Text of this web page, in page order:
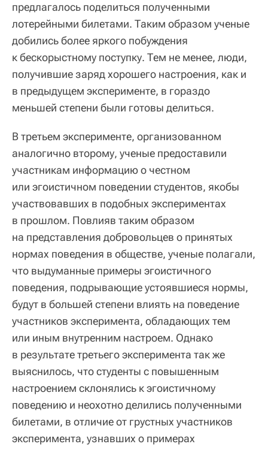
предлагалось поделиться полученными
лотерейными билетами. Таким образом ученые
добились более яркого побуждения
к бескорыстному поступку. Тем не менее, люди,
получившие заряд хорошего настроения, как и
в предыдущем эксперименте, в гораздо
меньшей степени были готовы делиться.
В третьем эксперименте, организованном
аналогично второму, ученые предоставили
участникам информацию о честном
или эгоистичном поведении студентов, якобы
участвовавших в подобных экспериментах
в прошлом. Повлияв таким образом
на представления добровольцев о принятых
нормах поведения в обществе, ученые полагали,
что выдуманные примеры эгоистичного
поведения, подрывающие устоявшиеся нормы,
будут в большей степени влиять на поведение
участников эксперимента, обладающих тем
или иным внутренним настроем. Однако
в результате третьего эксперимента так же
выяснилось, что студенты с повышенным
настроением склонялись к эгоистичному
поведению и неохотно делились полученными
билетами, в отличие от грустных участников
эксперимента, узнавших о примерах